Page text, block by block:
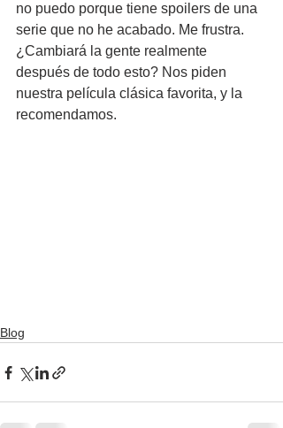
no puedo porque tiene spoilers de una
serie que no he acabado. Me frustra.
¿Cambiará la gente realmente
después de todo esto? Nos piden
nuestra película clásica favorita, y la
recomendamos.
Blog